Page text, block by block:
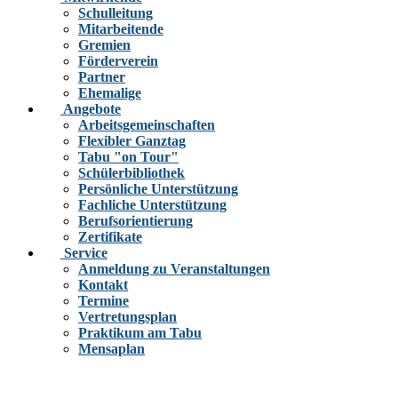
Schulleitung
Mitarbeitende
Gremien
Förderverein
Partner
Ehemalige
Angebote
Arbeitsgemeinschaften
Flexibler Ganztag
Tabu "on Tour"
Schülerbibliothek
Persönliche Unterstützung
Fachliche Unterstützung
Berufsorientierung
Zertifikate
Service
Anmeldung zu Veranstaltungen
Kontakt
Termine
Vertretungsplan
Praktikum am Tabu
Mensaplan